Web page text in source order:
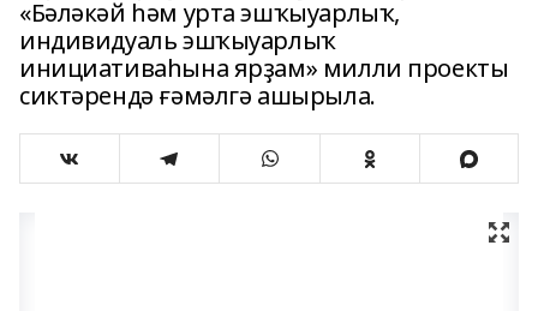
«Бәләкәй һәм урта эшҡыуарлыҡ,
индивидуаль эшҡыуарлыҡ
инициативаһына ярҙам» милли проекты
сиктәрендә ғәмәлгә ашырыла.